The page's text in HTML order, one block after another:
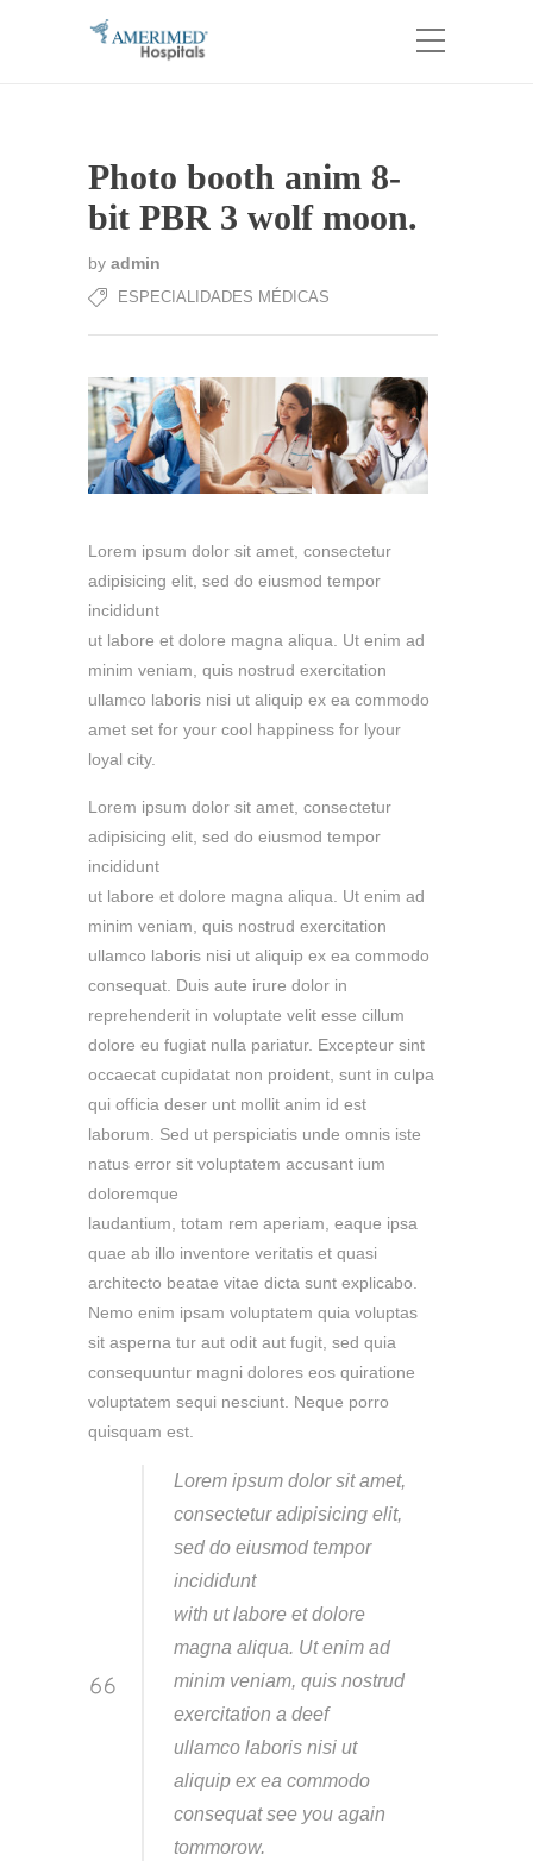
Photo booth anim 8-
bit PBR 3 wolf moon.
by admin
ESPECIALIDADES MÉDICAS
Lorem ipsum dolor sit amet, consectetur
adipisicing elit, sed do eiusmod tempor
incididunt
ut labore et dolore magna aliqua. Ut enim ad
minim veniam, quis nostrud exercitation
ullamco laboris nisi ut aliquip ex ea commodo
amet set for your cool happiness for lyour
loyal city.
Lorem ipsum dolor sit amet, consectetur
adipisicing elit, sed do eiusmod tempor
incididunt
ut labore et dolore magna aliqua. Ut enim ad
minim veniam, quis nostrud exercitation
ullamco laboris nisi ut aliquip ex ea commodo
consequat. Duis aute irure dolor in
reprehenderit in voluptate velit esse cillum
dolore eu fugiat nulla pariatur. Excepteur sint
occaecat cupidatat non proident, sunt in culpa
qui officia deser unt mollit anim id est
laborum. Sed ut perspiciatis unde omnis iste
natus error sit voluptatem accusant ium
doloremque
laudantium, totam rem aperiam, eaque ipsa
quae ab illo inventore veritatis et quasi
architecto beatae vitae dicta sunt explicabo.
Nemo enim ipsam voluptatem quia voluptas
sit asperna tur aut odit aut fugit, sed quia
consequuntur magni dolores eos quiratione
voluptatem sequi nesciunt. Neque porro
quisquam est.
Lorem ipsum dolor sit amet,
consectetur adipisicing elit,
sed do eiusmod tempor
incididunt
with ut labore et dolore
magna aliqua. Ut enim ad
minim veniam, quis nostrud
exercitation a deef
ullamco laboris nisi ut
aliquip ex ea commodo
consequat see you again
tommorow.